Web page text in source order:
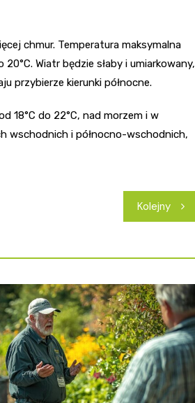
chmur. Temperatura maksymalna
Wiatr będzie słaby i umiarkowany,
przybierze kierunki północne.
18°C do 22°C, nad morzem i w
wschodnich i północno-wschodnich,
Kolejny